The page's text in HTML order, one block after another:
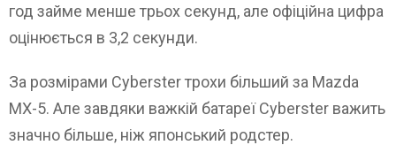
год займе менше трьох секунд, але офіційна цифра
оцінюється в 3,2 секунди.
За розмірами Cyberster трохи більший за Mazda
MX-5. Але завдяки важкій батареї Cyberster важить
значно більше, ніж японський родстер.